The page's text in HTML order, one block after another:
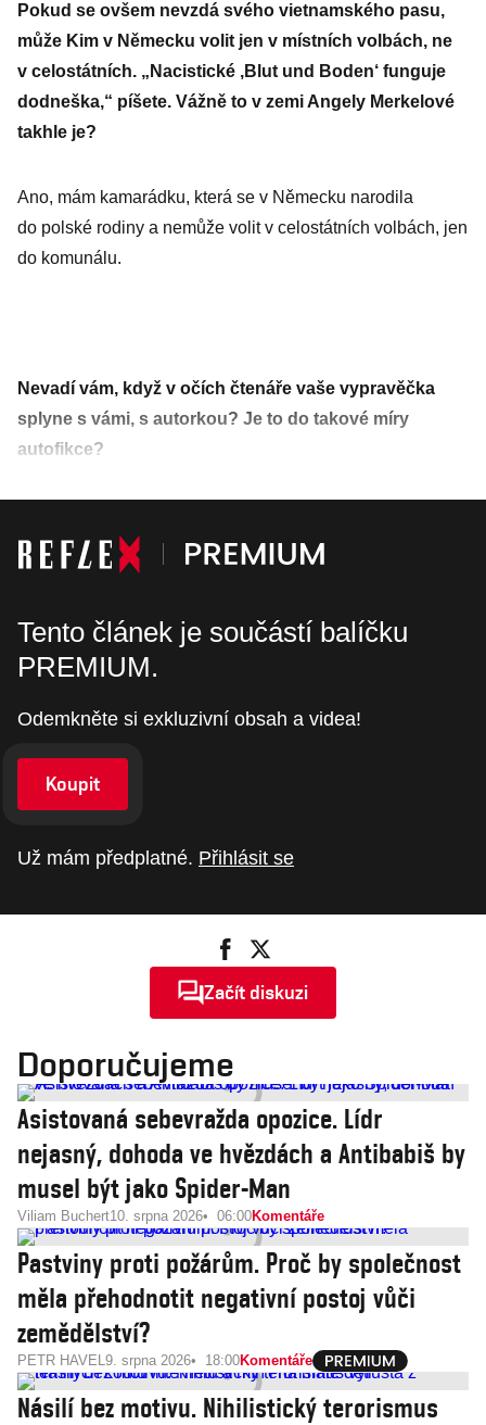
Pokud se ovšem nevzdá svého vietnamského pasu,
může Kim v Německu volit jen v místních volbách, ne
v celostátních. „Nacistické ,Blut und Boden‘ funguje
dodneška,“ píšete. Vážně to v zemi Angely Merkelové
takhle je?
Ano, mám kamarádku, která se v Německu narodila
do polské rodiny a nemůže volit v celostátních volbách, jen
do komunálu.
Nevadí vám, když v očích čtenáře vaše vypravěčka
splyne s vámi, s autorkou? Je to do takové míry
autofikce?
Tento článek je součástí balíčku
PREMIUM.
Odemkněte si exkluzivní obsah a videa!
Koupit
Už mám předplatné. Přihlásit se
Začít diskuzi
Doporučujeme
Asistovaná sebevražda opozice. Lídr
nejasný, dohoda ve hvězdách a Antibabiš by
musel být jako Spider-Man
Viliam Buchert10. srpna 2026 06:00Komentáře
Pastviny proti požárům. Proč by společnost
měla přehodnotit negativní postoj vůči
zemědělství?
PETR HAVEL9. srpna 2026 18:00Komentáře
Násilí bez motivu. Nihilistický terorismus